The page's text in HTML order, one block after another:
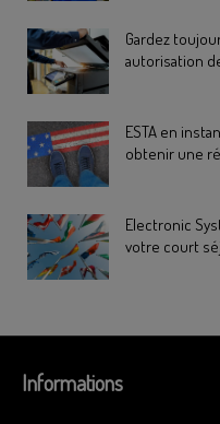
Gardez
autorisation
ESTA en
obtenir une
Electronic
votre court
Informations